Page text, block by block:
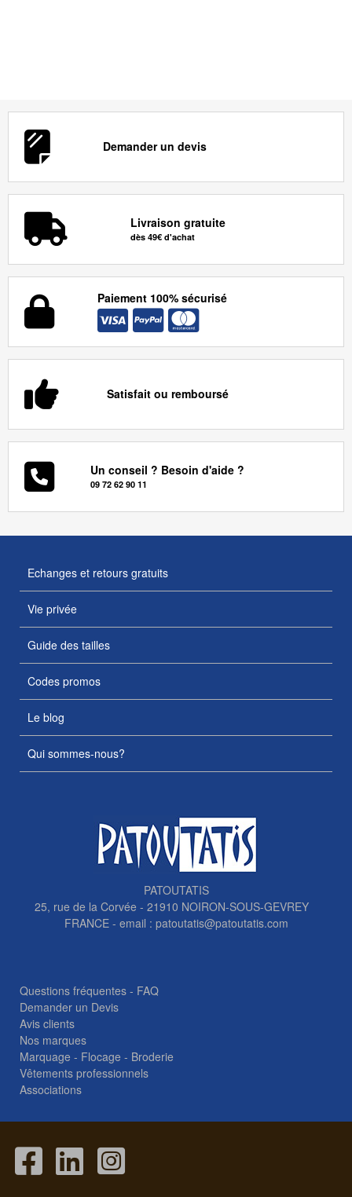
Demander un devis
Livraison gratuite
dès 49€ d'achat
Paiement 100% sécurisé
Satisfait ou remboursé
Un conseil ? Besoin d'aide ?
09 72 62 90 11
Echanges et retours gratuits
Vie privée
Guide des tailles
Codes promos
Le blog
Qui sommes-nous?
PATOUTATIS
25, rue de la Corvée - 21910 NOIRON-SOUS-GEVREY
FRANCE - email : patoutatis@patoutatis.com
Questions fréquentes - FAQ
Demander un Devis
Avis clients
Nos marques
Marquage - Flocage - Broderie
Vêtements professionnels
Associations